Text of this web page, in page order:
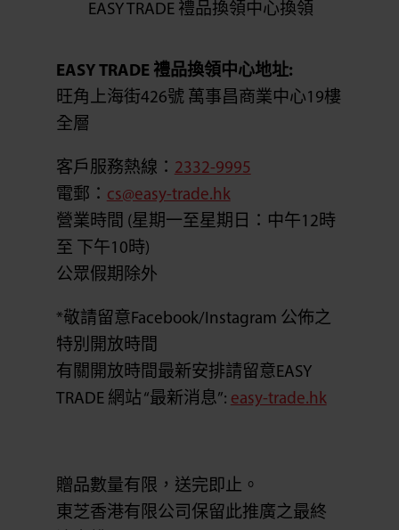
EASY TRADE 禮品換領中心換領
EASY TRADE 禮品換領中心地址:
旺角上海街426號 萬事昌商業中心19樓
全層
客戶服務熱線： 2332-9995
電郵： cs@easy-trade.hk
營業時間 (星期一至星期日：中午12時
至 下午10時)
公眾假期除外
*敬請留意Facebook/Instagram 公佈之
特別開放時間
有關開放時間最新安排請留意EASY
TRADE 網站 “最新消息”: easy-trade.hk
贈品數量有限，送完即止。
東芝香港有限公司保留此推廣之最終